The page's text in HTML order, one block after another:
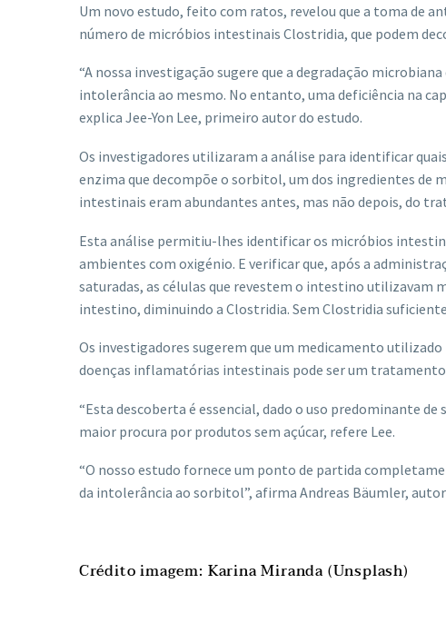
Um novo estudo, feito com ratos, revelou que a toma de
número de micróbios intestinais Clostridia, que podem
“A nossa investigação sugere que a degradação
intolerância ao mesmo. No entanto, uma deficiência na
explica Jee-Yon Lee, primeiro autor do estudo.
Os investigadores utilizaram a análise para identificar
enzima que decompõe o sorbitol, um dos ingredientes de
intestinais eram abundantes antes, mas não depois, do
Esta análise permitiu-lhes identificar os micróbios
ambientes com oxigénio. E verificar que, após a
saturadas, as células que revestem o intestino utilizavam
intestino, diminuindo a Clostridia. Sem Clostridia
Os investigadores sugerem que um medicamento
doenças inflamatórias intestinais pode ser um
“Esta descoberta é essencial, dado o uso predominante
maior procura por produtos sem açúcar, refere Lee.
“O nosso estudo fornece um ponto de partida
da intolerância ao sorbitol”, afirma Andreas Bäumler,
Crédito imagem: Karina Miranda (Unsplash)